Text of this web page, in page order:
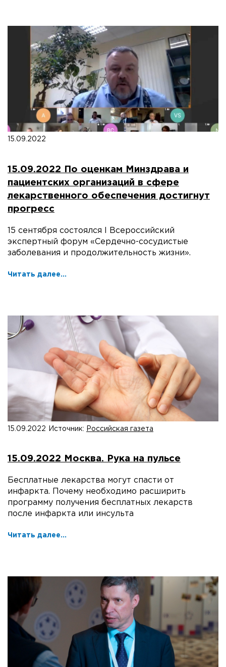
15.09.2022
15.09.2022 По оценкам Минздрава и
пациентских организаций в сфере
лекарственного обеспечения достигнут
прогресс
15 сентября состоялся I Всероссийский
экспертный форум «Сердечно-сосудистые
заболевания и продолжительность жизни».
Читать далее...
15.09.2022 Источник: Российская газета
15.09.2022 Москва. Рука на пульсе
Бесплатные лекарства могут спасти от
инфаркта. Почему необходимо расширить
программу получения бесплатных лекарств
после инфаркта или инсульта
Читать далее...